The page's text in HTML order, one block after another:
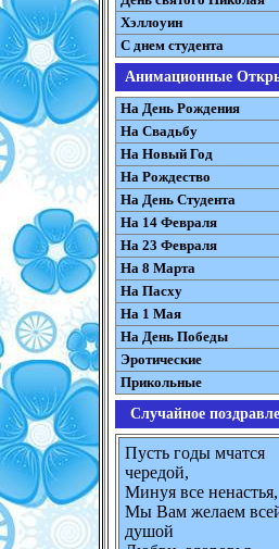
Хэллоуин
С днем студента
Анимационные
На День Рождения
На Свадьбу
На Новый Год
На Рождество
На День Студента
На 14 Февраля
На 23 Февраля
На 8 Марта
На Пасху
На 1 Мая
На День Победы
Эротические
Прикольные
Случайное
Пусть годы мчатся
чередой,
Минуя все ненастья,
Мы Вам желаем
душой